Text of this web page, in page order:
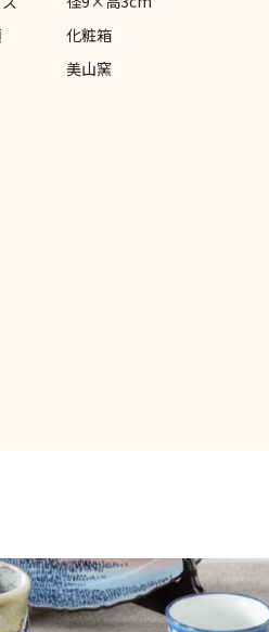
化粧箱
美山窯